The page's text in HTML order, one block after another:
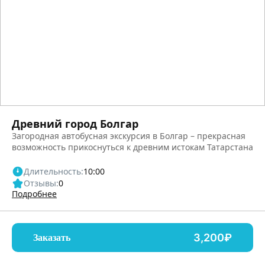
Древний город Болгар
Загородная автобусная экскурсия в Болгар – прекрасная
возможность прикоснуться к древним истокам Татарстана
Длительность:10:00
Отзывы:0
Подробнее
Заказать 3,200₽